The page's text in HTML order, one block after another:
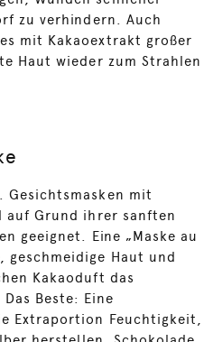
zu verhindern. Auch
mit Kakaoextrakt großer
Haut wieder zum Strahlen
Gesichtsmasken mit
auf Grund ihrer sanften
geeignet. Eine „Maske au
Haut und
Kakaoduft das
Beste: Eine
Extraportion Feuchtigkeit,